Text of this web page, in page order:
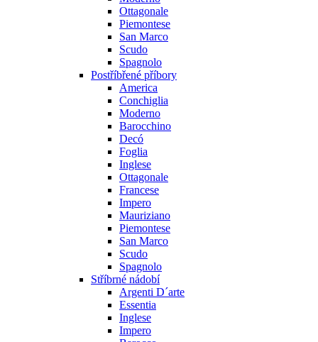
Ottagonale
Piemontese
San Marco
Scudo
Spagnolo
Postříbřené příbory
America
Conchiglia
Moderno
Barocchino
Decó
Foglia
Inglese
Ottagonale
Francese
Impero
Mauriziano
Piemontese
San Marco
Scudo
Spagnolo
Stříbrné nádobí
Argenti D´arte
Essentia
Inglese
Impero